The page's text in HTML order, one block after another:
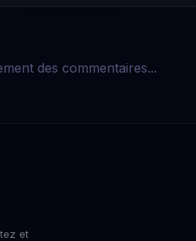
des commentaires...
et